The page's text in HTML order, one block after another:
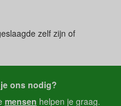
zelf zijn of
ons nodig?
mensen helpen je graag.